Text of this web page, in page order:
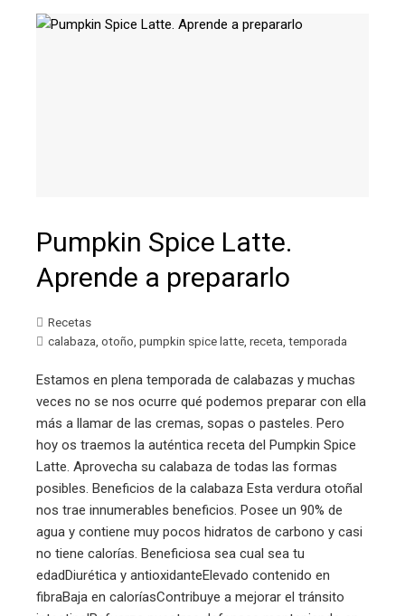
Pumpkin Spice Latte.
Aprende a prepararlo
Recetas
calabaza otoño pumpkin spice latte receta temporada
Estamos en plena temporada de calabazas y muchas
veces no se nos ocurre qué podemos preparar con ella
más a llamar de las cremas, sopas o pasteles. Pero
hoy os traemos la auténtica receta del Pumpkin Spice
Latte. Aprovecha su calabaza de todas las formas
posibles. Beneficios de la calabaza Esta verdura otoñal
nos trae innumerables beneficios. Posee un 90% de
agua y contiene muy pocos hidratos de carbono y casi
no tiene calorías. Beneficiosa sea cual sea tu
edadDiurética y antioxidanteElevado contenido en
fibraBaja en caloríasContribuye a mejorar el tránsito